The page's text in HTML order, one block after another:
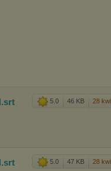
5.0 46 KB 28
.srt
5.0 47 KB 28
.srt